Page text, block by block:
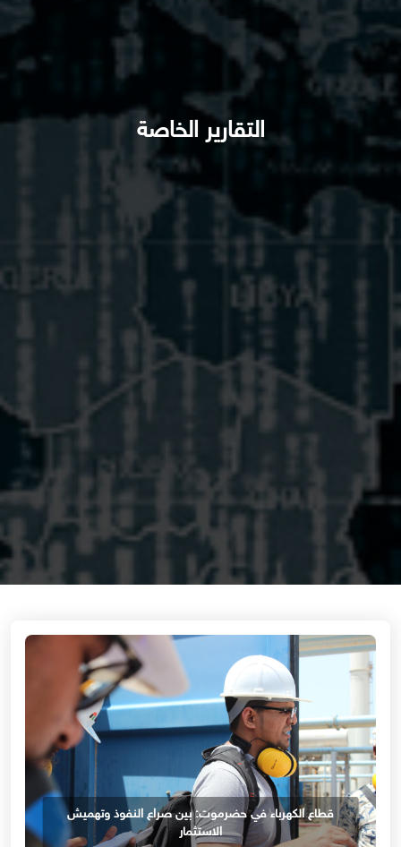
التقارير الخاصة
قطاع الكهرباء في حضرموت: بين صراع النفوذ وتهميش
الاستثمار